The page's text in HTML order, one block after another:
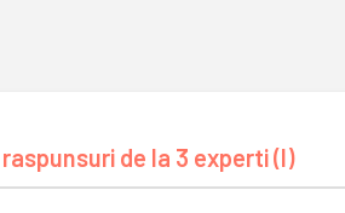
de la 3 experti (I)